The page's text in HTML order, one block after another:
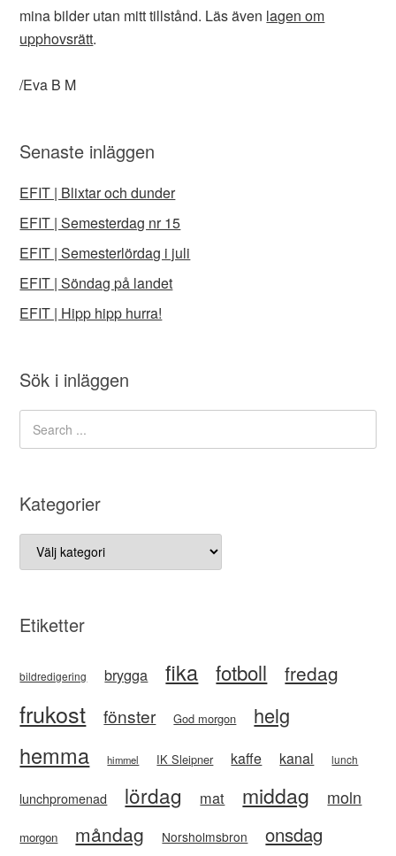
mina bilder utan mitt tillstånd. Läs även lagen om
upphovsrätt.
/Eva B M
Senaste inläggen
EFIT | Blixtar och dunder
EFIT | Semesterdag nr 15
EFIT | Semesterlördag i juli
EFIT | Söndag på landet
EFIT | Hipp hipp hurra!
Sök i inläggen
Kategorier
Kategorier
Etiketter
bildredigering brygga fika fotboll fredag
frukost fönster God morgon helg
hemma himmel IK Sleipner kaffe kanal lunch
lunchpromenad lördag mat middag moln
morgon måndag Norsholmsbron onsdag